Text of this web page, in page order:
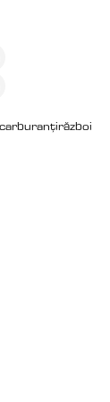
război